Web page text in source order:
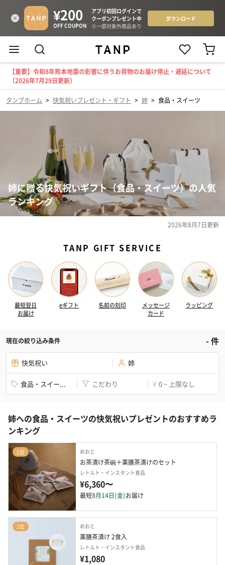
【重要】令和8年熊本地震の影響に伴うお荷物のお届け停止・遅延について
（2026年7月29日更新）
タンプホーム > 快気祝いプレゼント・ギフト > 姉 > 食品・スイーツ
姉に贈る快気祝いギフト（食品・スイーツ）の人気
ランキング
2026年8月7日更新
TANP GIFT SERVICE
最短翌日
お届け
eギフト 名前の刻印
メッセージ
カード
ラッピング
現在の絞り込み条件 -件
快気祝い 姉
食品・スイー... こだわり ¥ 0 ~ 上限なし
姉への食品・スイーツの快気祝いプレゼントのおすすめラ
ンキング
1位 めおと
お茶漬け茶碗＋薬膳茶漬けのセット
レトルト・インスタント食品
¥6,360〜
最短8月14日(金)お届け
2位 めおと
薬膳茶漬け 2食入
レトルト・インスタント食品
¥1,080